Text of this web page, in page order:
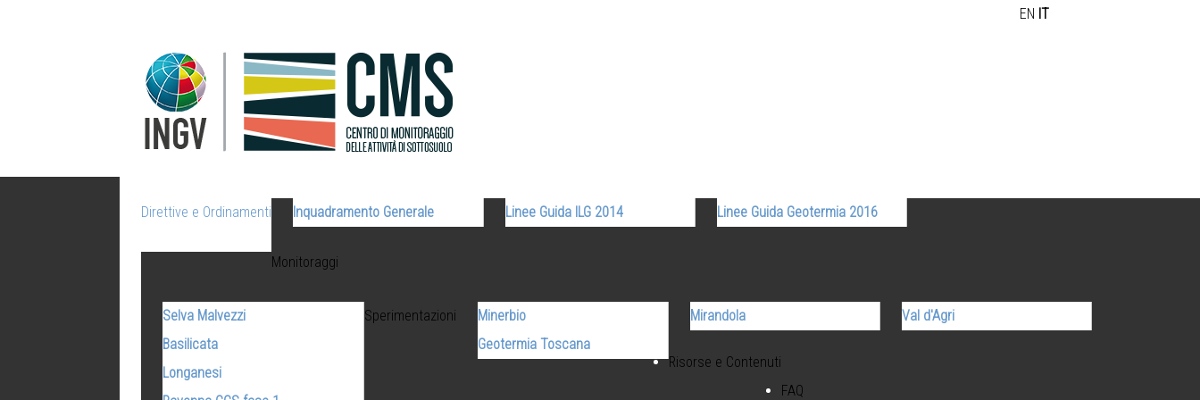
EN IT
Direttive e Ordinamenti Inquadramento Generale Linee Guida ILG 2014 Linee Guida Geotermia 2016
Monitoraggi
Selva Malvezzi
Basilicata
Longanesi
Sperimentazioni Minerbio Mirandola
Val d'Agri
Geotermia Toscana
Risorse e Contenuti
FAQ